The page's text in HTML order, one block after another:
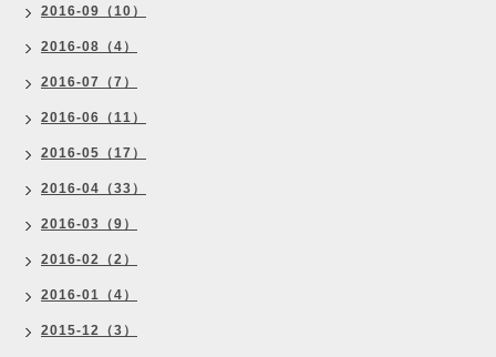
2016-09（10）
2016-08（4）
2016-07（7）
2016-06（11）
2016-05（17）
2016-04（33）
2016-03（9）
2016-02（2）
2016-01（4）
2015-12（3）